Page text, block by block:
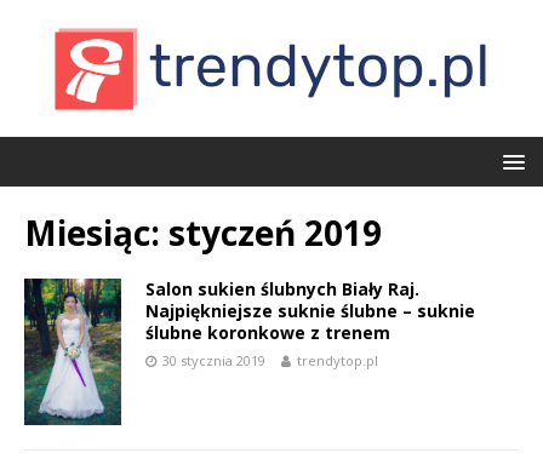
Miesiąc: styczeń 2019
Salon sukien ślubnych Biały Raj.
Najpiękniejsze suknie ślubne – suknie
ślubne koronkowe z trenem
30 stycznia 2019 trendytop.pl